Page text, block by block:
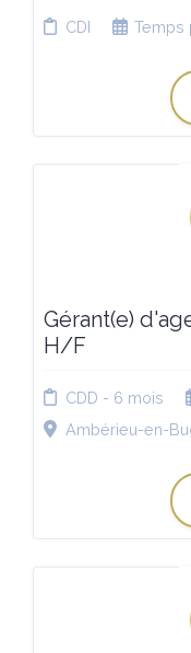
CDI Temps
Gérant(e)
H/F
CDD - 6 mois
Ambérieu-en-